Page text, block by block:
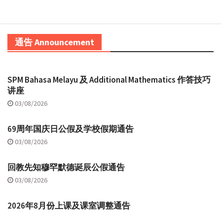
通告 Announcement
SPM Bahasa Melayu 及 Additional Mathematics 作答技巧
讲座
03/08/2026
69周年国庆日公假及学校假期通告
03/08/2026
回教先知穆罕默德诞辰公假通告
03/08/2026
2026年8月份上课及课室调整通告